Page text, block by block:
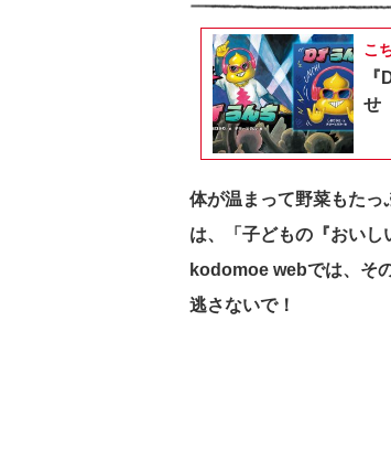
こ
せ
体が温まって野菜もた
は、「子どもの『おい
kodomoe webでは、そ
逃さないで！